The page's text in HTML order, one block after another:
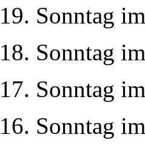
Sonntag
Sonntag
Sonntag
Sonntag